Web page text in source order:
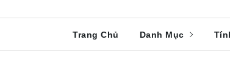
Trang Chủ Danh Mục